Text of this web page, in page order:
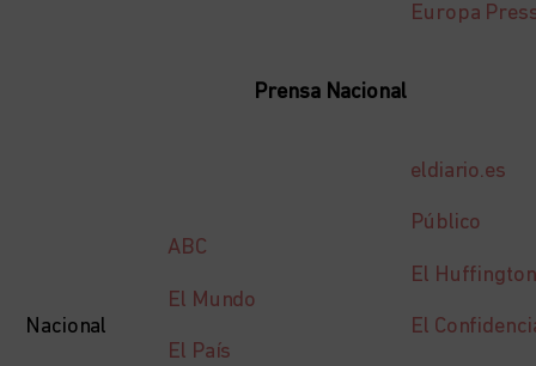
Europa
Prensa Nacional
Nacional
ABC
El Mundo
El País
eldiario.es
Público
El
El